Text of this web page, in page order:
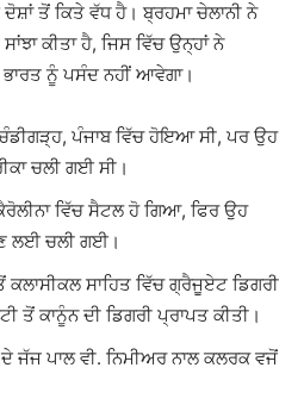
ਤੋਂ ਕਿਤੇ ਵੱਧ ਹੈ। ਬ੍ਰਹਮਾ ਚੇਲਾਨੀ ਨੇ
ਕੀਤਾ ਹੈ, ਜਿਸ ਵਿੱਚ ਉਨ੍ਹਾਂ ਨੇ
ਨੂੰ ਪਸੰਦ ਨਹੀਂ ਆਵੇਗਾ।
ਪੰਜਾਬ ਵਿੱਚ ਹੋਇਆ ਸੀ, ਪਰ ਉਹ
ਚਲੀ ਗਈ ਸੀ।
ਵਿੱਚ ਸੈਟਲ ਹੋ ਗਿਆ, ਫਿਰ ਉਹ
ਲਈ ਚਲੀ ਗਈ।
ਕਲਾਸੀਕਲ ਸਾਹਿਤ ਵਿੱਚ ਗ੍ਰੈਜੂਏਟ ਡਿਗਰੀ
ਤੋਂ ਕਾਨੂੰਨ ਦੀ ਡਿਗਰੀ ਪ੍ਰਾਪਤ ਕੀਤੀ।
ਪਾਲ ਵੀ. ਨਿਮੀਅਰ ਨਾਲ ਕਲਰਕ ਵਜੋਂ